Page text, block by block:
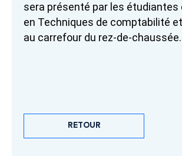
sera présenté par les
en Techniques de comptabilité
au carrefour du rez-de-chaussée.
RETOUR